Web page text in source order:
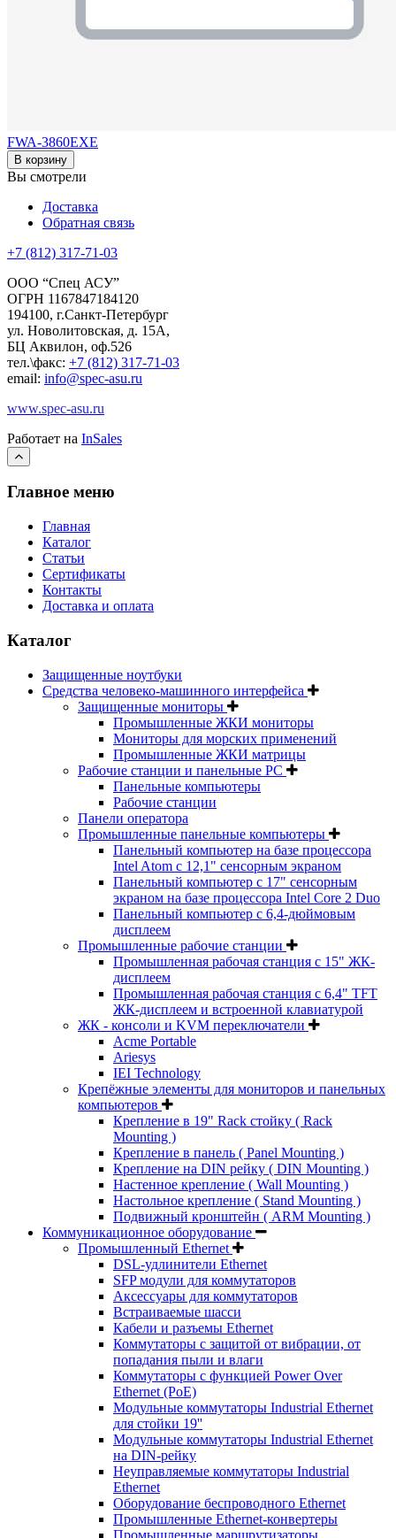
FWA-3860EXE
В корзину
Вы смотрели
Доставка
Обратная связь
+7 (812) 317-71-03
ООО “Спец АСУ”
ОГРН 1167847184120
194100, г.Санкт-Петербург
ул. Новолитовская, д. 15А,
БЦ Аквилон, оф.526
тел.\факс: +7 (812) 317-71-03
email: info@spec-asu.ru
www.spec-asu.ru
Работает на InSales
Главное меню
Главная
Каталог
Статьи
Сертификаты
Контакты
Доставка и оплата
Каталог
Защищенные ноутбуки
Средства человеко-машинного интерфейса
Защищенные мониторы
Промышленные ЖКИ мониторы
Мониторы для морских применений
Промышленные ЖКИ матрицы
Рабочие станции и панельные РС
Панельные компьютеры
Рабочие станции
Панели оператора
Промышленные панельные компьютеры
Панельный компьютер на базе процессора
Intel Atom с 12,1" сенсорным экраном
Панельный компьютер с 17" сенсорным
экраном на базе процессора Intel Core 2 Duo
Панельный компьютер с 6,4-дюймовым
дисплеем
Промышленные рабочие станции
Промышленная рабочая станция с 15" ЖК-
дисплеем
Промышленная рабочая станция с 6,4" TFT
ЖК-дисплеем и встроенной клавиатурой
ЖК - консоли и KVM переключатели
Acme Portable
Ariesys
IEI Technology
Крепёжные элементы для мониторов и панельных
компьютеров
Крепление в 19" Rack стойку ( Rack
Mounting )
Крепление в панель ( Panel Mounting )
Крепление на DIN рейку ( DIN Mounting )
Настенное крепление ( Wall Mounting )
Настольное крепление ( Stand Mounting )
Подвижный кронштейн ( ARM Mounting )
Коммуникационное оборудование
Промышленный Ethernet
DSL-удлинители Ethernet
SFP модули для коммутаторов
Аксессуары для коммутаторов
Встраиваемые шасси
Кабели и разъемы Ethernet
Коммутаторы с защитой от вибрации, от
попадания пыли и влаги
Коммутаторы с функцией Power Over
Ethernet (PoE)
Модульные коммутаторы Industrial Ethernet
для стойки 19''
Модульные коммутаторы Industrial Ethernet
на DIN-рейку
Неуправляемые коммутаторы Industrial
Ethernet
Оборудование беспроводного Ethernet
Промышленные Ethernet-конвертеры
Промышленные маршрутизаторы